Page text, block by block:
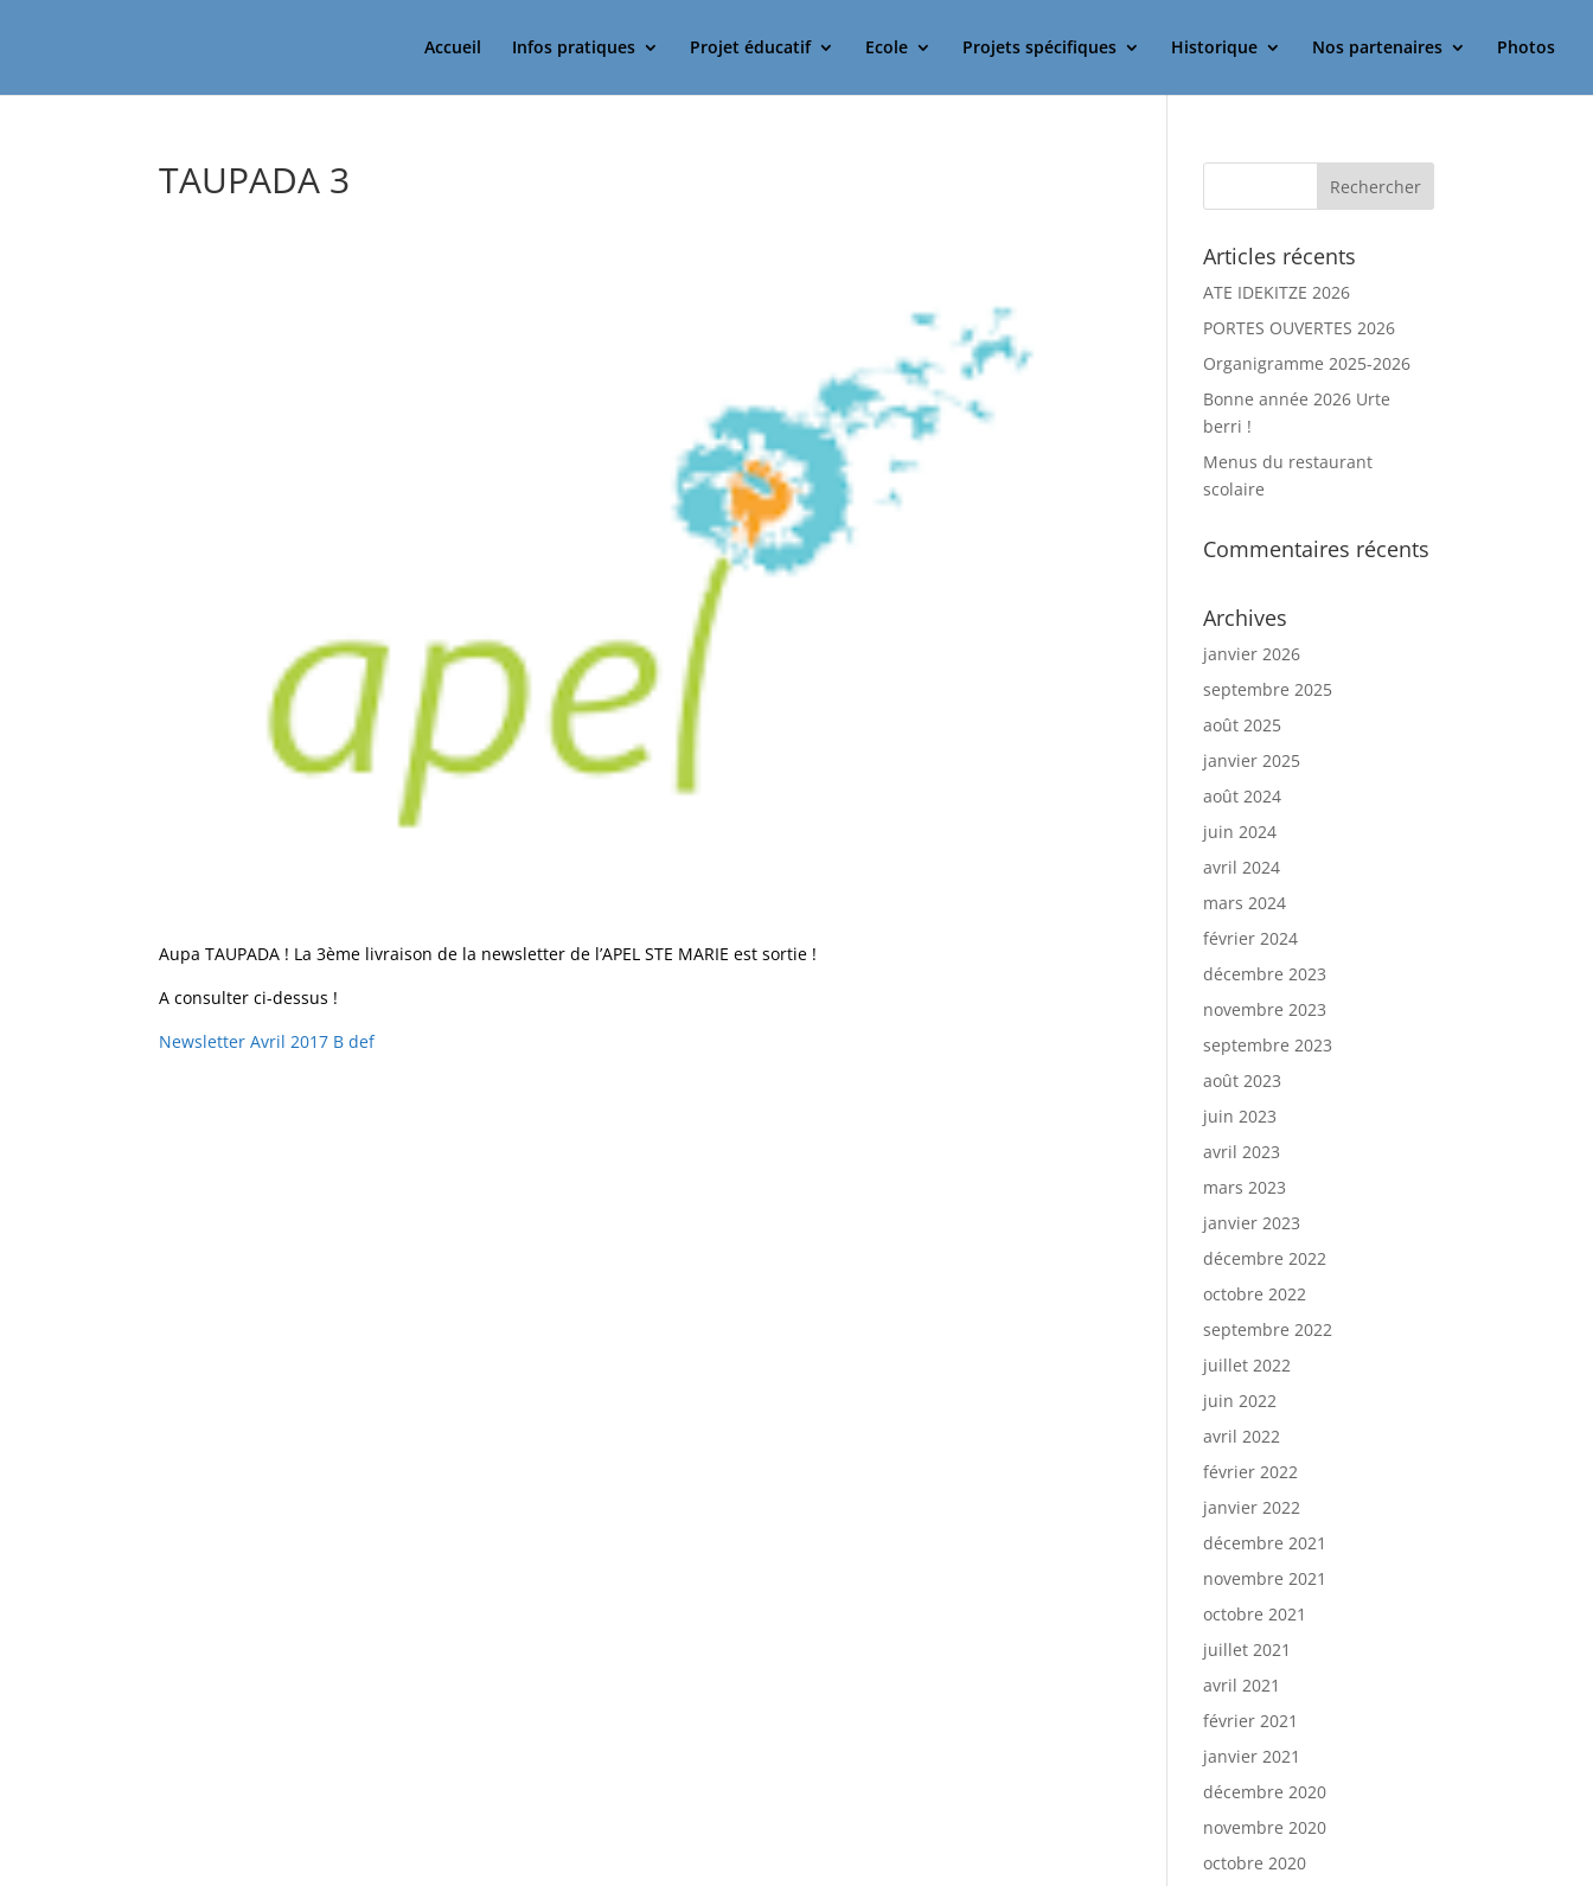
Accueil Infos pratiques Projet éducatif Ecole Projets spécifiques Historique Nos partenaires Photos
TAUPADA 3
Aupa TAUPADA ! La 3ème livraison de la newsletter de l’APEL STE MARIE est sortie !
A consulter ci-dessus !
Newsletter Avril 2017 B def
Articles récents
ATE IDEKITZE 2026
PORTES OUVERTES 2026
Organigramme 2025-2026
Bonne année 2026 Urte
berri !
Menus du restaurant
scolaire
Commentaires récents
Archives
janvier 2026
septembre 2025
août 2025
janvier 2025
août 2024
juin 2024
avril 2024
mars 2024
février 2024
décembre 2023
novembre 2023
septembre 2023
août 2023
juin 2023
avril 2023
mars 2023
janvier 2023
décembre 2022
octobre 2022
septembre 2022
juillet 2022
juin 2022
avril 2022
février 2022
janvier 2022
décembre 2021
novembre 2021
octobre 2021
juillet 2021
avril 2021
février 2021
janvier 2021
décembre 2020
novembre 2020
octobre 2020